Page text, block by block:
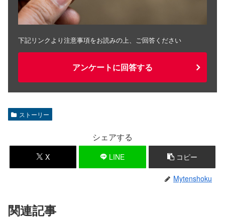
下記リンクより注意事項をお読みの上、ご回答ください
アンケートに回答する
ストーリー
シェアする
X LINE コピー
Mytenshoku
関連記事